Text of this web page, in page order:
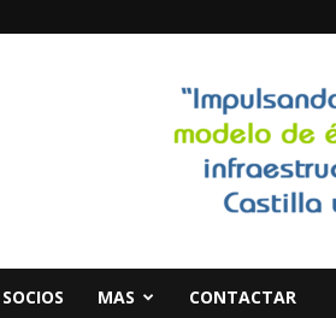
SOCIOS MAS CONTACTAR